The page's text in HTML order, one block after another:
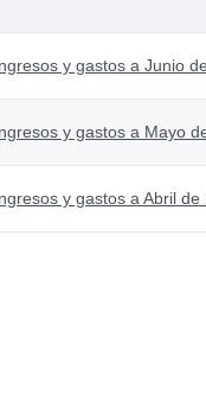
y gastos a Junio
y gastos a Mayo
y gastos a Abril de